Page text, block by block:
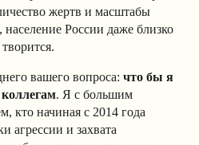
жертв и масштабы
России даже близко
вашего вопроса: что бы я
. Я с большим
кто начиная с 2014 года
агрессии и захвата